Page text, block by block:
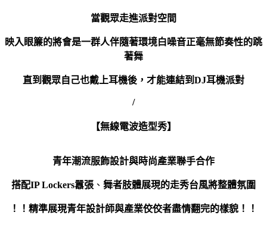
當觀眾走進派對空間
映入眼簾的將會是一群人伴隨著環境白噪音正毫無節奏性的跳
著舞
直到觀眾自己也戴上耳機後，才能連結到DJ耳機派對
/
【無線電波造型秀】
青年潮流服飾設計與時尚產業聯手合作
搭配IP Lockers囂張 、 舞者肢體展現的走秀台風將整體氛圍
！！精準展現青年設計師與產業佼佼者盡情翻完的樣貌！！